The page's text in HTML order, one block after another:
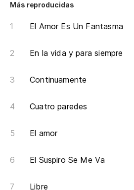
Más reproducidas
El Amor Es Un Fantasma
En la vida y para siempre
Continuamente
Cuatro paredes
El amor
El Suspiro Se Me Va
Libre